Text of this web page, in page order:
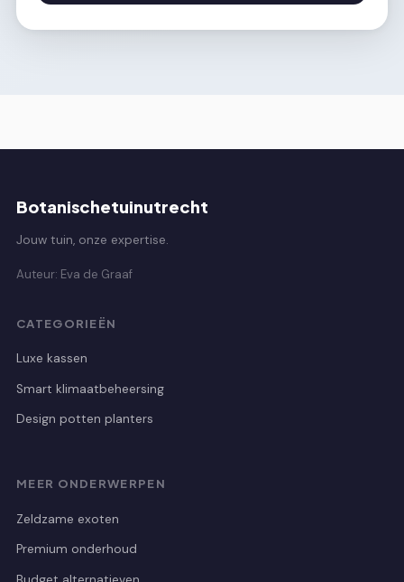
Botanischetuinutrecht
Jouw tuin, onze expertise.
Auteur: Eva de Graaf
CATEGORIEËN
Luxe kassen
Smart klimaatbeheersing
Design potten planters
MEER ONDERWERPEN
Zeldzame exoten
Premium onderhoud